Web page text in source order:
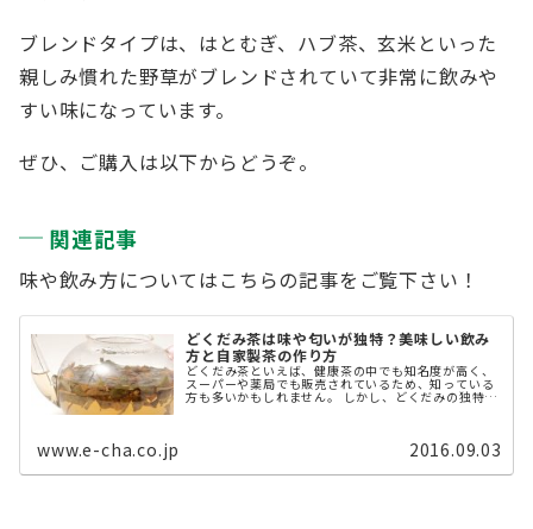
ブレンドタイプは、はとむぎ、ハブ茶、玄米といった
親しみ慣れた野草がブレンドされていて非常に飲みや
すい味になっています。
ぜひ、ご購入は以下からどうぞ。
関連記事
味や飲み方についてはこちらの記事をご覧下さい！
どくだみ茶は味や匂いが独特？美味しい飲み
方と自家製茶の作り方
どくだみ茶といえば、健康茶の中でも知名度が高く、
スーパーや薬局でも販売されているため、知っている
方も多いかもしれません。 しかし、どくだみの独特な
www.e-cha.co.jp 2016.09.03